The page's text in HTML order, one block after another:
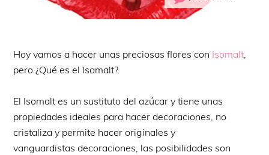
Hoy vamos a hacer unas preciosas flores con Isomalt
pero ¿Qué es el Isomalt?
El Isomalt es un sustituto del azúcar y tiene unas
propiedades ideales para hacer decoraciones, no
cristaliza y permite hacer originales y
vanguardistas decoraciones, las posibilidades son